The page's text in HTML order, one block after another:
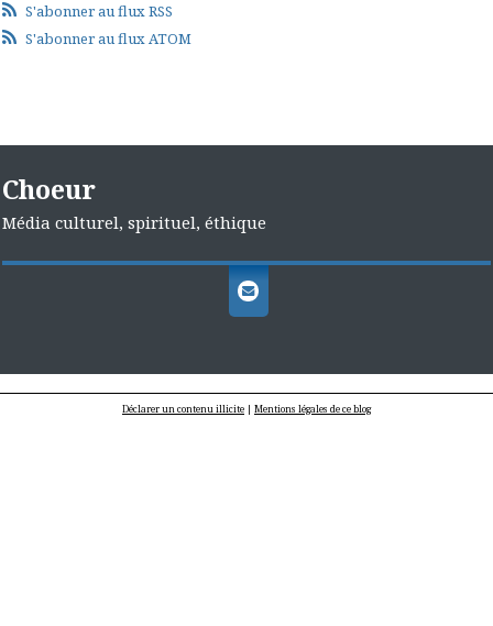
S'abonner au flux RSS
S'abonner au flux ATOM
Choeur
Média culturel, spirituel, éthique
Déclarer un contenu illicite | Mentions légales de ce blog